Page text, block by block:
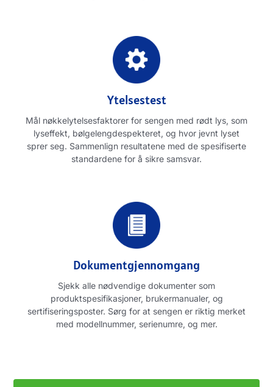
Ytelsestest
Mål nøkkelytelsesfaktorer for sengen med rødt lys, som
lyseffekt, bølgelengdespekteret, og hvor jevnt lyset
sprer seg. Sammenlign resultatene med de spesifiserte
standardene for å sikre samsvar.
Dokumentgjennomgang
Sjekk alle nødvendige dokumenter som
produktspesifikasjoner, brukermanualer, og
sertifiseringsposter. Sørg for at sengen er riktig merket
med modellnummer, serienumre, og mer.